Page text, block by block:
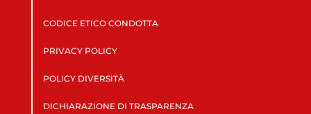
CODICE ETICO CONDOTTA
PRIVACY POLICY
POLICY DIVERSITÀ
DICHIARAZIONE DI TRASPARENZA